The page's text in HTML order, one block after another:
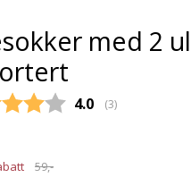
med 2
4.0 (stemmer:
3)
59,-